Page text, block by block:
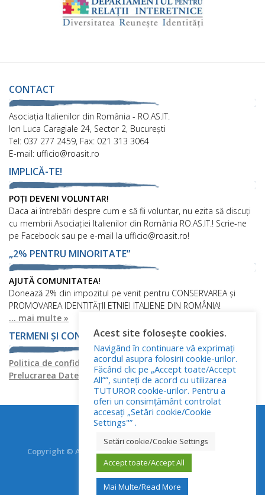
CONTACT
Asociaţia Italienilor din România - RO.AS.IT.
Ion Luca Caragiale 24, Sector 2, București
Tel: 037 277 2459, Fax: 021 313 3064
E-mail: ufficio@roasit.ro
IMPLICĂ-TE!
POȚI DEVENI VOLUNTAR!
Daca ai întrebări despre cum e să fii voluntar, nu ezita să discuți
cu membrii Asociației Italienilor din România RO.AS.IT.! Scrie-ne
pe Facebook sau pe e-mail la ufficio@roasit.ro!
„2% PENTRU MINORITATE”
AJUTĂ COMUNITATEA!
Donează 2% din impozitul pe venit pentru CONSERVAREA și
PROMOVAREA IDENTITĂȚII ETNIEI ITALIENE DIN ROMÂNIA!
... mai multe »
TERMENI ȘI CONDIȚII
Politica de confidențialitatePolitica privind fișierele cookies
Prelucrarea Datelor cu Caracter Personal
Copyright © Asociația Italienilor din România - RO.AS.IT.
Toate drepturile rezervate.
Acest site folosește cookies.
Navigând în continuare vă exprimați
acordul asupra folosirii cookie-urilor.
Făcând clic pe „Accept toate/Accept
All””, sunteți de acord cu utilizarea
TUTUROR cookie-urilor. Pentru a
oferi un consimțământ controlat
accesați „Setări cookie/Cookie
Settings"” .
Setări cookie/Cookie Settings
Accept toate/Accept All
Mai Multe/Read More